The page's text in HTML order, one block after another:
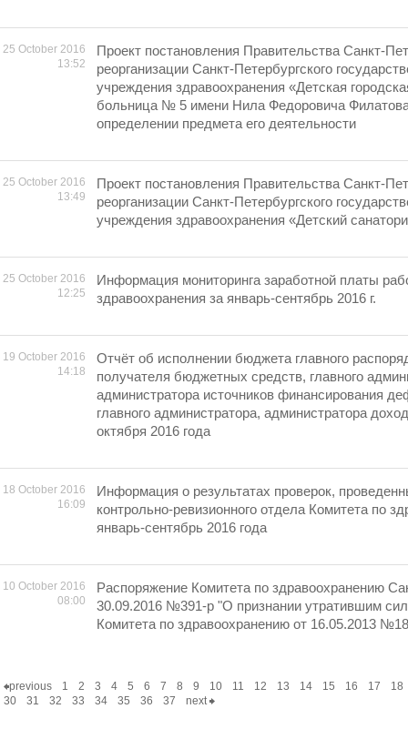
25 October 2016
13:52
Проект постановления Правительства Санкт-
реорганизации Санкт-Петербургского
учреждения здравоохранения «Детская
больница № 5 имени Нила Федоровича
определении предмета его деятельности
25 October 2016
13:49
Проект постановления Правительства Санкт-
реорганизации Санкт-Петербургского
учреждения здравоохранения «Детский
25 October 2016
12:25
Информация мониторинга заработной платы
здравоохранения за январь-сентябрь 2016 г.
19 October 2016
14:18
Отчёт об исполнении бюджета главного
получателя бюджетных средств, главного
администратора источников финансирования
главного администратора, администратора
октября 2016 года
18 October 2016
16:09
Информация о результатах проверок,
контрольно-ревизионного отдела Комитета по
январь-сентябрь 2016 года
10 October 2016
08:00
Распоряжение Комитета по здравоохранению
30.09.2016 №391-р "О признании утратившим
Комитета по здравоохранению от 16.05.2013
previous 1 2 3 4 5 6 7 8 9 10 11 12 13 14 15 16 17
18
30
31 32 33 34 35 36 37 next